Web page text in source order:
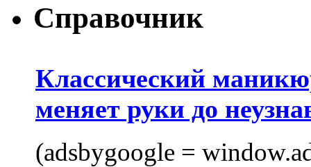
Справочник
Классический
меняет руки до
(adsbygoogle =